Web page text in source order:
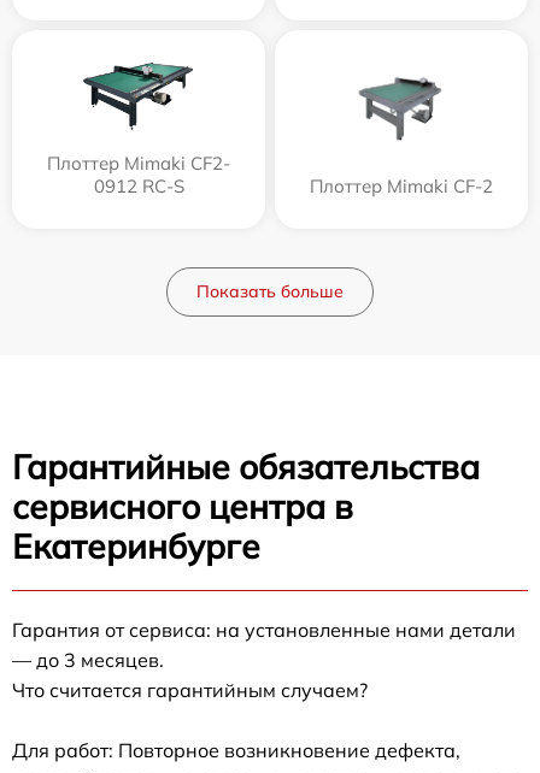
Плоттер Mimaki CF2-
0912 RC-S
Плоттер Mimaki CF-2
Показать больше
Гарантийные обязательства
сервисного центра в
Екатеринбурге
Гарантия от сервиса: на установленные нами детали
— до 3 месяцев.
Что считается гарантийным случаем?
Для работ: Повторное возникновение дефекта,